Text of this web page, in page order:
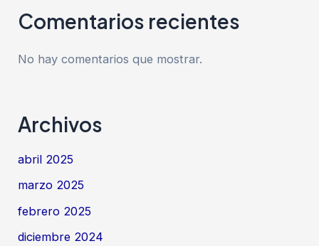
Comentarios recientes
No hay comentarios que mostrar.
Archivos
abril 2025
marzo 2025
febrero 2025
diciembre 2024